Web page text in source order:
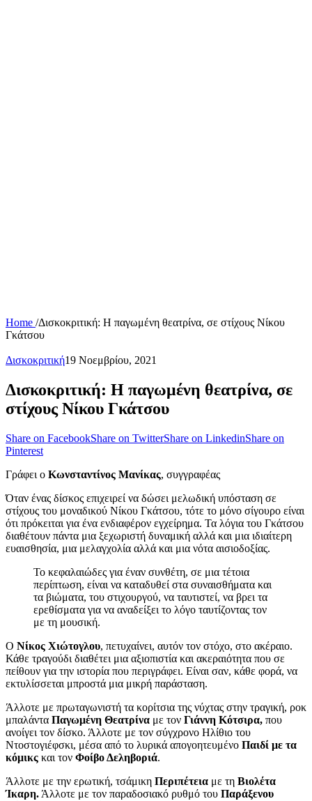
Home /Δισκοκριτική: Η παγωμένη θεατρίνα, σε στίχους Νίκου
Γκάτσου
Δισκοκριτική19 Νοεμβρίου, 2021
Δισκοκριτική: Η παγωμένη θεατρίνα, σε
στίχους Νίκου Γκάτσου
Share on FacebookShare on TwitterShare on LinkedinShare on
Pinterest
Γράφει ο Κωνσταντίνος Μανίκας, συγγραφέας
Όταν ένας δίσκος επιχειρεί να δώσει μελωδική υπόσταση σε
στίχους του μοναδικού Νίκου Γκάτσου, τότε το μόνο σίγουρο είναι
ότι πρόκειται για ένα ενδιαφέρον εγχείρημα. Τα λόγια του Γκάτσου
διαθέτουν πάντα μια ξεχωριστή δυναμική αλλά και μια ιδιαίτερη
ευαισθησία, μια μελαγχολία αλλά και μια νότα αισιοδοξίας.
Το κεφαλαιώδες για έναν συνθέτη, σε μια τέτοια
περίπτωση, είναι να καταδυθεί στα συναισθήματα και
τα βιώματα, του στιχουργού, να ταυτιστεί, να βρει τα
ερεθίσματα για να αναδείξει το λόγο ταυτίζοντας τον
με τη μουσική.
Ο Νίκος Χιώτογλου, πετυχαίνει, αυτόν τον στόχο, στο ακέραιο.
Κάθε τραγούδι διαθέτει μια αξιοπιστία και ακεραιότητα που σε
πείθουν για την ιστορία που περιγράφει. Είναι σαν, κάθε φορά, να
εκτυλίσσεται μπροστά μια μικρή παράσταση.
Άλλοτε με πρωταγωνιστή τα κορίτσια της νύχτας στην τραγική, ροκ
μπαλάντα Παγωμένη Θεατρίνα με τον Γιάννη Κότσιρα, που
ανοίγει τον δίσκο. Άλλοτε με τον σύγχρονο Ηλίθιο του
Ντοστογιέφσκι, μέσα από το λυρικά απογοητευμένο Παιδί με τα
κόμικς και τον Φοίβο Δεληβοριά.
Άλλοτε με την ερωτική, τσάμικη Περιπέτεια με τη Βιολέτα
Ίκαρη. Άλλοτε με τον παραδοσιακό ρυθμό του Παράξενου